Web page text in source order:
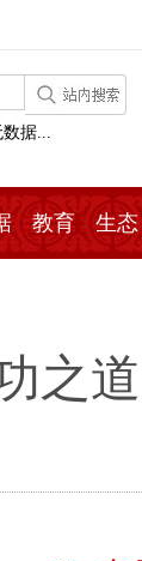
据...
教育 生态
之